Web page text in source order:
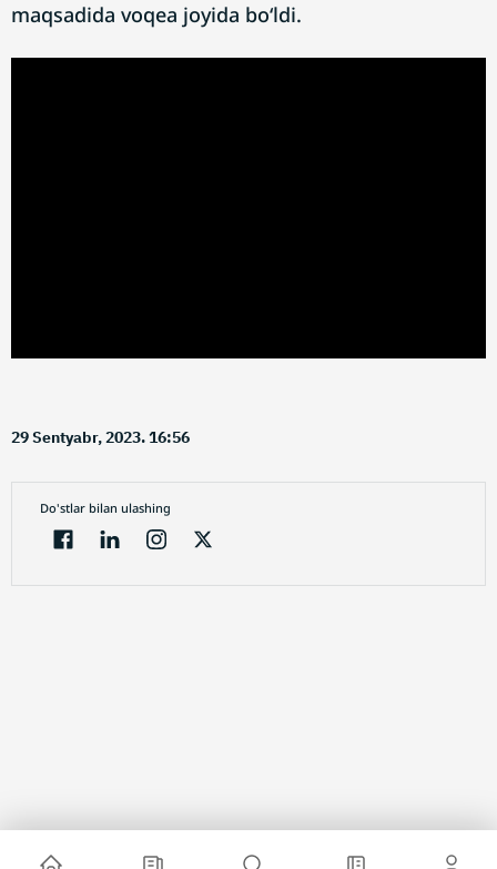
maqsadida voqea joyida bo‘ldi.
29 Sentyabr, 2023. 16:56
Do'stlar bilan ulashing